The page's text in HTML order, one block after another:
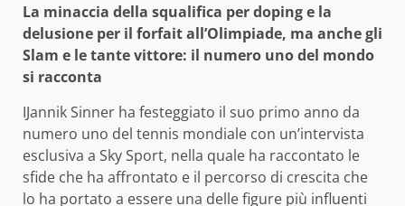
La minaccia della squalifica per doping e la
delusione per il forfait all’Olimpiade, ma anche gli
Slam e le tante vittore: il numero uno del mondo
si racconta
IJannik Sinner ha festeggiato il suo primo anno da
numero uno del tennis mondiale con un’intervista
esclusiva a Sky Sport, nella quale ha raccontato le
sfide che ha affrontato e il percorso di crescita che
lo ha portato a essere una delle figure più influenti